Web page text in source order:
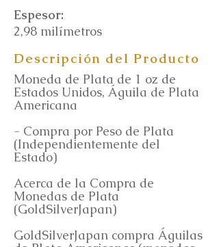
Espesor:
2,98 milímetros
Descripción del Producto
Moneda de Plata de 1 oz de
Estados Unidos, Águila de Plata
Americana
- Compra por Peso de Plata
(Independientemente del
Estado)
Acerca de la Compra de
Monedas de Plata
(GoldSilverJapan)
GoldSilverJapan compra Águilas